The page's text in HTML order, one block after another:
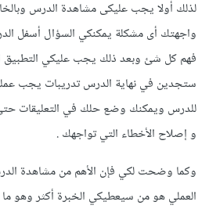
لذلك أولا يجب عليكى مشاهدة الدرس
واجهتك أى مشكلة يمكنكي السؤال أسفل
فهم كل شئ وبعد ذلك يجب عليكي التطبيق
ستجدين في نهاية الدرس تدريبات يجب
للدرس ويمكنك وضع حلك في التعليقات
و إصلاح الأخطاء التي تواجهك .
وكما وضحت لكي فإن الأهم من مشاهدة
العملي هو من سيعطيكي الخبرة أكثر وهو